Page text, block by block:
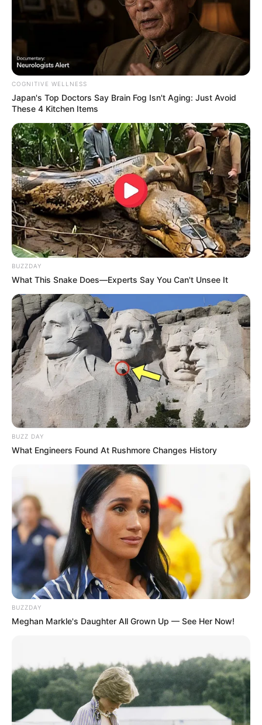
COGNITIVE WELLNESS
Japan's Top Doctors Say Bra​in Fo​g Isn't Aging: Just Avoid
These 4 Kitchen Items
BUZZDAY
What This Snake Does—Experts Say You Can't Unsee It
BUZZ DAY
What Engineers Found At Rushmore Changes History
BUZZDAY
Meghan Markle's Daughter All Grown Up — See Her Now!